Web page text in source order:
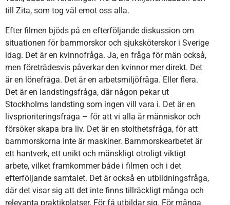
till Zita, som tog väl emot oss alla.
Efter filmen bjöds på en efterföljande diskussion om
situationen för barnmorskor och sjuksköterskor i Sverige
idag. Det är en kvinnofråga. Ja, en fråga för män också,
men företrädesvis påverkar den kvinnor mer direkt. Det
är en lönefråga. Det är en arbetsmiljöfråga. Eller flera.
Det är en landstingsfråga, där någon pekar ut
Stockholms landsting som ingen vill vara i. Det är en
livsprioriteringsfråga – för att vi alla är människor och
försöker skapa bra liv. Det är en stolthetsfråga, för att
barnmorskorna inte är maskiner. Barnmorskearbetet är
ett hantverk, ett unikt och mänskligt otroligt viktigt
arbete, vilket framkommer både i filmen och i det
efterföljande samtalet. Det är också en utbildningsfråga,
där det visar sig att det inte finns tillräckligt många och
relevanta praktikplatser. För få utbildar sig. För många